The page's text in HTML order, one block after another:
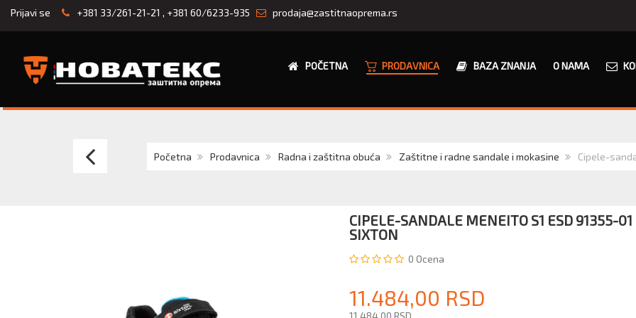
Prijavi se +381 33/261-21-21 , +381 60/6233-935 prodaja@zastitnaoprema.rs
POČETNA PRODAVNICA BAZA ZNANJA O NAMA
Početna Prodavnica Radna i zaštitna obuća Zaštitne i radne sandale i mokasine Cipele-
Cipele-
CIPELE-SANDALE MENEITO S1 ESD 91355-01
SIXTON
0 Ocena
11.484,00 RSD
11.484,00 RSD